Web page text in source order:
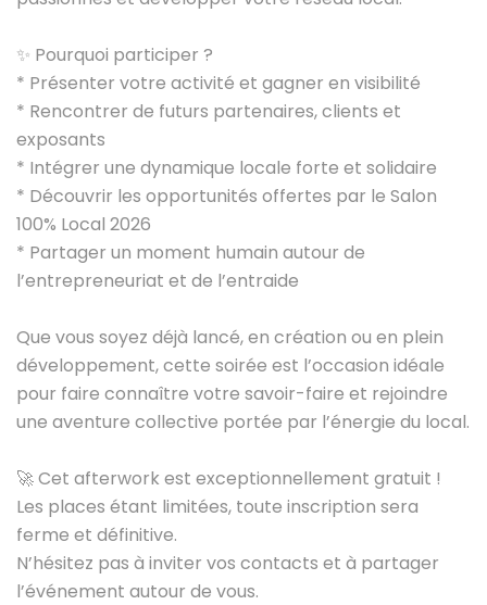
✨ Pourquoi participer ?
* Présenter votre activité et gagner en visibilité
* Rencontrer de futurs partenaires, clients et
exposants
* Intégrer une dynamique locale forte et solidaire
* Découvrir les opportunités offertes par le Salon
100% Local 2026
* Partager un moment humain autour de
l’entrepreneuriat et de l’entraide
Que vous soyez déjà lancé, en création ou en plein
développement, cette soirée est l’occasion idéale
pour faire connaître votre savoir-faire et rejoindre
une aventure collective portée par l’énergie du local.
🚀 Cet afterwork est exceptionnellement gratuit !
Les places étant limitées, toute inscription sera
ferme et définitive.
N’hésitez pas à inviter vos contacts et à partager
l’événement autour de vous.